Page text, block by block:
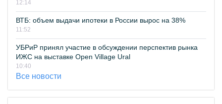
12:14
ВТБ: объем выдачи ипотеки в России вырос на 38%
11:52
УБРиР принял участие в обсуждении перспектив рынка
ИЖС на выставке Open Village Ural
10:40
Все новости